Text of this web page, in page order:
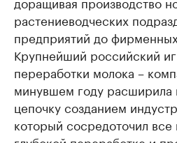
растениеводческих
предприятий до
Крупнейший российский
переработки молока –
минувшем году расширила
цепочку созданием
который сосредоточил